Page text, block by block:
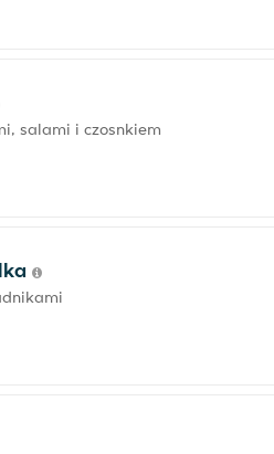
salami i czosnkiem